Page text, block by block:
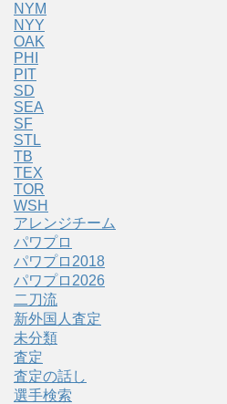
NYM
NYY
OAK
PHI
PIT
SD
SEA
SF
STL
TB
TEX
TOR
WSH
アレンジチーム
パワプロ
パワプロ2018
パワプロ2026
二刀流
新外国人査定
未分類
査定
査定の話し
選手検索